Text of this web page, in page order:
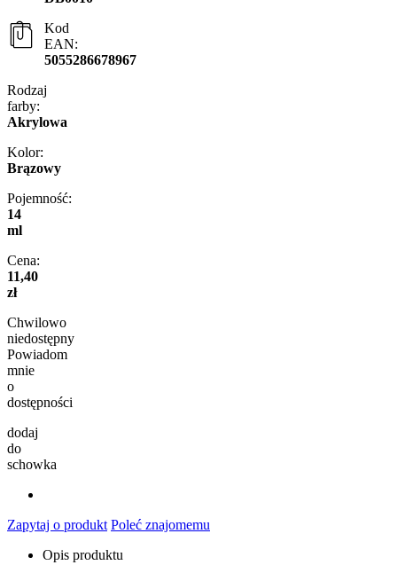
Kod
EAN:
5055286678967
Rodzaj
farby:
Akrylowa
Kolor:
Brązowy
Pojemność:
14
ml
Cena:
11,40
zł
Chwilowo
niedostępny
Powiadom
mnie
o
dostępności
dodaj
do
schowka
Zapytaj o produkt Poleć znajomemu
Opis produktu